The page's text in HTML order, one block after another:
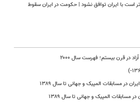
است با ایران توافق نشود | حکومت در ایران سقوط
در قرن بیستم؛ فهرست سال ۲۰۰۰